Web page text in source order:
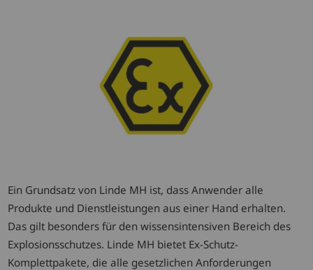
Ein Grundsatz von Linde MH ist, dass Anwender alle
Produkte und Dienstleistungen aus einer Hand erhalten.
Das gilt besonders für den wissensintensiven Bereich des
Explosionsschutzes. Linde MH bietet Ex-Schutz-
Komplettpakete, die alle gesetzlichen Anforderungen